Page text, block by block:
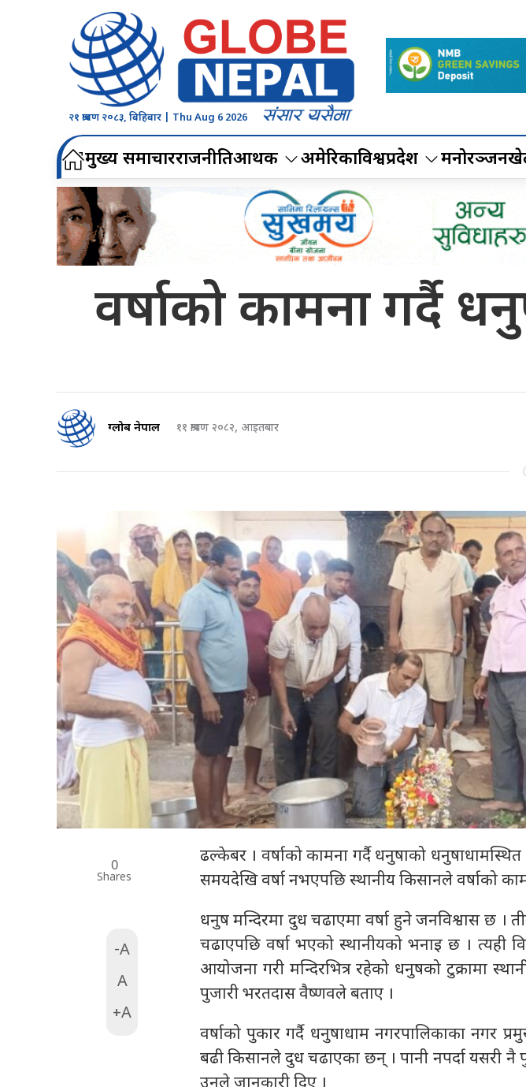
२१ श्रावण २०८३, बिहिबार | Thu Aug 6 2026
मुख्य समाचारराजनीतिआर्थिक अमेरिकाविश्वप्रदेश मनोरञ्जन
वर्षाको कामना गर्दै
ग्लोब नेपाल ११ श्रावण २०८२, आइतबार
0
Shares
-A
A
+A
ढल्केबर । वर्षाको कामना गर्दै धनुषाको
समयदेखि वर्षा नभएपछि स्थानीय किसानले वर्षाको
धनुष मन्दिरमा दुध चढाएमा वर्षा हुने जनविश्वास छ ।
चढाएपछि वर्षा भएको स्थानीयको भनाइ छ । त्यही
आयोजना गरी मन्दिरभित्र रहेको धनुषको टुक्रामा
पुजारी भरतदास वैष्णवले बताए ।
वर्षाको पुकार गर्दै धनुषाधाम नगरपालिकाका नगर
बढी किसानले दुध चढाएका छन् । पानी नपर्दा यसरी नै